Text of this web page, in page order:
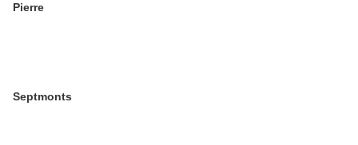
Pierre
Septmonts